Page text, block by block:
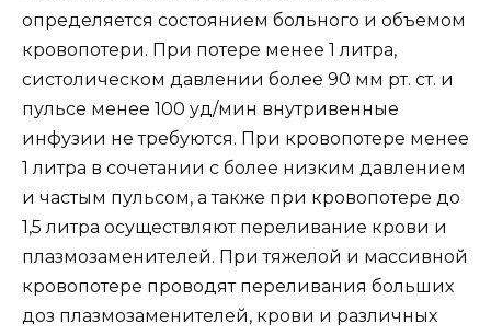
определяется состоянием больного и объемом
кровопотери. При потере менее 1 литра,
систолическом давлении более 90 мм рт. ст. и
пульсе менее 100 уд/мин внутривенные
инфузии не требуются. При кровопотере менее
1 литра в сочетании с более низким давлением
и частым пульсом, а также при кровопотере до
1,5 литра осуществляют переливание крови и
плазмозаменителей. При тяжелой и массивной
кровопотере проводят переливания больших
доз плазмозаменителей, крови и различных